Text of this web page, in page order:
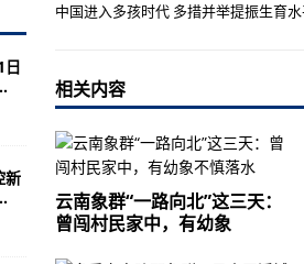
家解读→
享单车“道钉”监管新模式
领取电子驾驶证
现持续恢复性增长
检测结果均为阴性
中国进入多孩时代 多措并举提振生育
相关内容
云南象群“一路向北”这三天：
曾闯村民家中，有幼象
日
新